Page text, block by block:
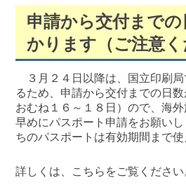
申請から交付まで
かります（ご注意く
３月２４日以降は、国立印刷局
るため、申請から交付までの日
おむね１６～１８日）ので、海
早めにパスポート申請をお願い
ちのパスポートは有効期間まで使
詳しくは、こちらをご覧ください